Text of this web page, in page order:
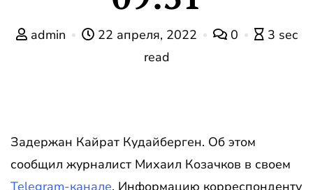
admin 22 апреля, 2022 0
3 sec
read
Задержан Кайрат Кудайберген. Об этом
сообщил журналист Михаил Козачков в своем
Telegram-канале. Информацию корреспонденту